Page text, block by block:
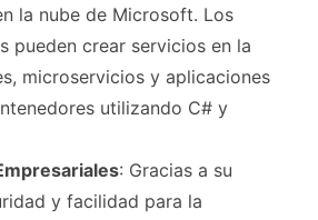
la nube de Microsoft. Los
pueden crear servicios en la
microservicios y aplicaciones
utilizando C# y
: Gracias a su
y facilidad para la